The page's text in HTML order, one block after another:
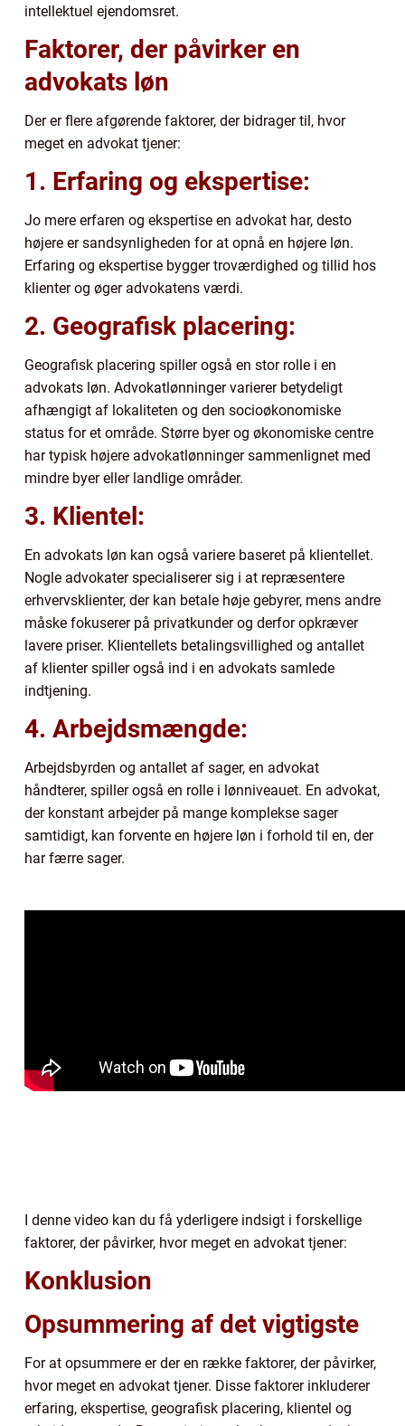
intellektuel ejendomsret.
Faktorer, der påvirker en
advokats løn
Der er flere afgørende faktorer, der bidrager til, hvor
meget en advokat tjener:
1. Erfaring og ekspertise:
Jo mere erfaren og ekspertise en advokat har, desto
højere er sandsynligheden for at opnå en højere løn.
Erfaring og ekspertise bygger troværdighed og tillid hos
klienter og øger advokatens værdi.
2. Geografisk placering:
Geografisk placering spiller også en stor rolle i en
advokats løn. Advokatlønninger varierer betydeligt
afhængigt af lokaliteten og den socioøkonomiske
status for et område. Større byer og økonomiske centre
har typisk højere advokatlønninger sammenlignet med
mindre byer eller landlige områder.
3. Klientel:
En advokats løn kan også variere baseret på klientellet.
Nogle advokater specialiserer sig i at repræsentere
erhvervsklienter, der kan betale høje gebyrer, mens andre
måske fokuserer på privatkunder og derfor opkræver
lavere priser. Klientellets betalingsvillighed og antallet
af klienter spiller også ind i en advokats samlede
indtjening.
4. Arbejdsmængde:
Arbejdsbyrden og antallet af sager, en advokat
håndterer, spiller også en rolle i lønniveauet. En advokat,
der konstant arbejder på mange komplekse sager
samtidigt, kan forvente en højere løn i forhold til en, der
har færre sager.
I denne video kan du få yderligere indsigt i forskellige
faktorer, der påvirker, hvor meget en advokat tjener:
Konklusion
Opsummering af det vigtigste
For at opsummere er der en række faktorer, der påvirker,
hvor meget en advokat tjener. Disse faktorer inkluderer
erfaring, ekspertise, geografisk placering, klientel og